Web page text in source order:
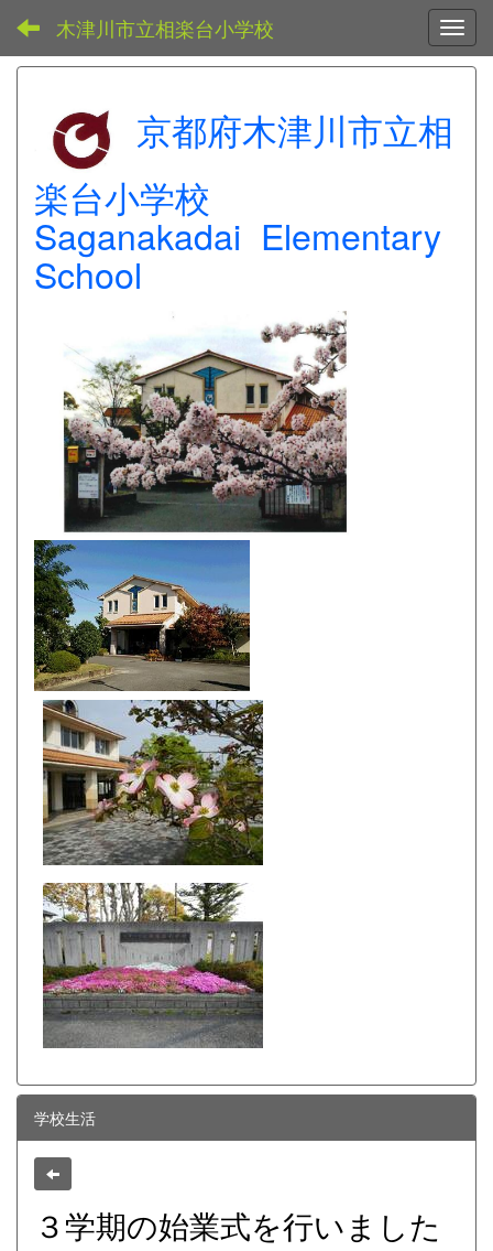
木津川市立相楽台小学校
京都府木津川市立相
楽台小学校
Saganakadai Elementary
School
学校生活
３学期の始業式を行いました